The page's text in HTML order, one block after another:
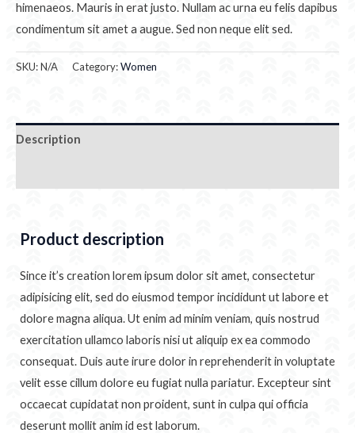
himenaeos. Mauris in erat justo. Nullam ac urna eu felis dapibus
condimentum sit amet a augue. Sed non neque elit sed.
SKU:N/A Category:Women
Description
Product description
Since it’s creation lorem ipsum dolor sit amet, consectetur
adipisicing elit, sed do eiusmod tempor incididunt ut labore et
dolore magna aliqua. Ut enim ad minim veniam, quis nostrud
exercitation ullamco laboris nisi ut aliquip ex ea commodo
consequat. Duis aute irure dolor in reprehenderit in voluptate
velit esse cillum dolore eu fugiat nulla pariatur. Excepteur sint
occaecat cupidatat non proident, sunt in culpa qui officia
deserunt mollit anim id est laborum.